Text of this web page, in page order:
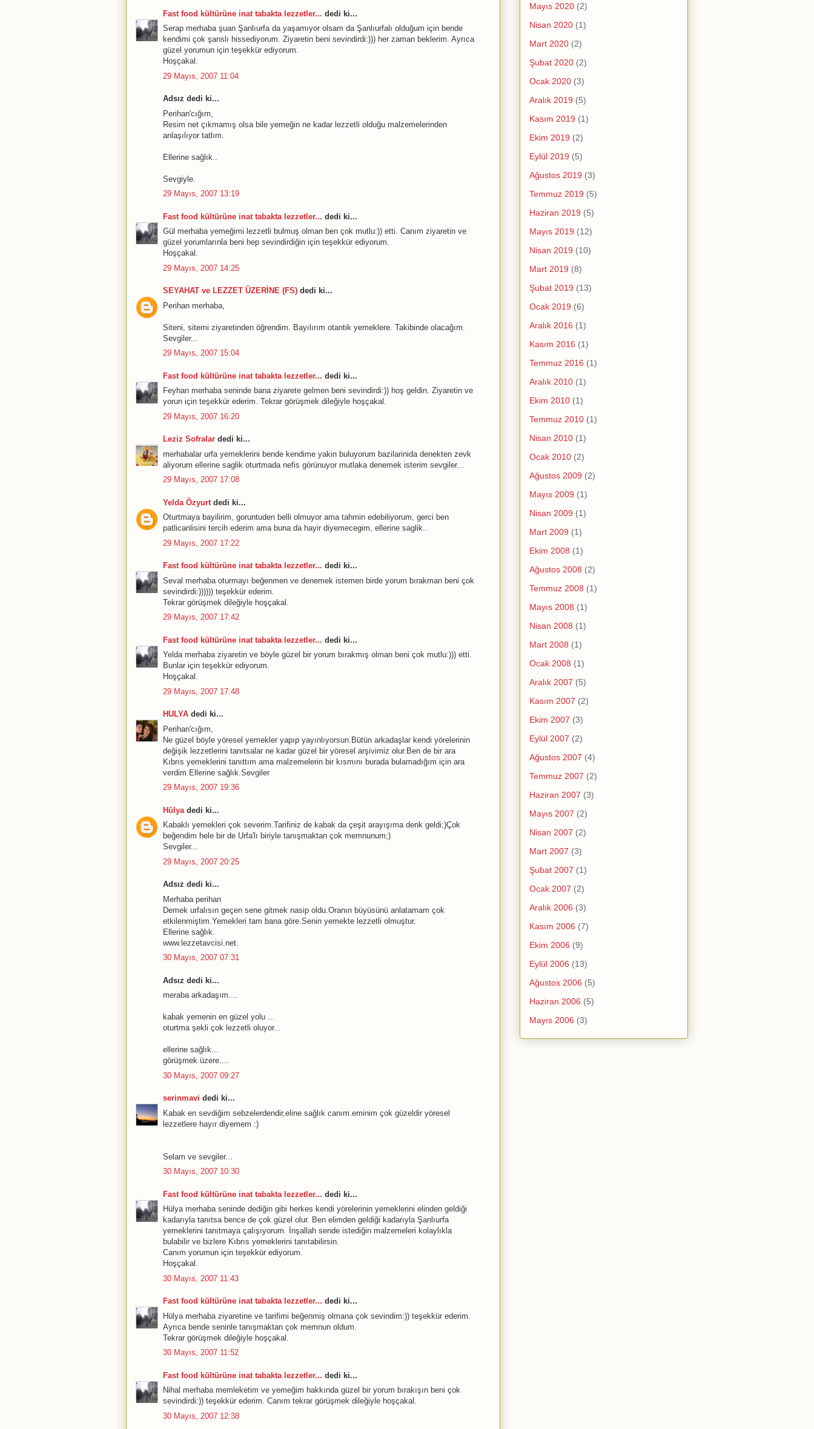
Fast food kültürüne inat tabakta lezzetler... dedi ki...
Serap merhaba şuan Şanlıurfa da yaşamıyor olsam da Şanlıurfalı olduğum için bende
kendimi çok şanslı hissediyorum. Ziyaretin beni sevindirdi:))) her zaman beklerim. Ayrıca
güzel yorumun için teşekkür ediyorum.
Hoşçakal.
29 Mayıs, 2007 11:04
Adsız dedi ki...
Perihan'cığım,
Resim net çıkmamış olsa bile yemeğin ne kadar lezzetli olduğu malzemelerinden
anlaşılıyor tatlım.
Ellerine sağlık..
Sevgiyle.
29 Mayıs, 2007 13:19
Fast food kültürüne inat tabakta lezzetler... dedi ki...
Gül merhaba yemeğimi lezzetli bulmuş olman ben çok mutlu:)) etti. Canım ziyaretin ve
güzel yorumlarınla beni hep sevindirdiğin için teşekkür ediyorum.
Hoşçakal.
29 Mayıs, 2007 14:25
SEYAHAT ve LEZZET ÜZERİNE (FS) dedi ki...
Perihan merhaba,
Siteni, sitemi ziyaretinden öğrendim. Bayılırım otantik yemeklere. Takibinde olacağım.
Sevgiler...
29 Mayıs, 2007 15:04
Fast food kültürüne inat tabakta lezzetler... dedi ki...
Feyhan merhaba seninde bana ziyarete gelmen beni sevindirdi:)) hoş geldin. Ziyaretin ve
yorun için teşekkür ederim. Tekrar görüşmek dileğiyle hoşçakal.
29 Mayıs, 2007 16:20
Leziz Sofralar dedi ki...
merhabalar urfa yemeklerini bende kendime yakin buluyorum bazilarinida denekten zevk
aliyorum ellerine saglik oturtmada nefis görünuyor mutlaka denemek isterim sevgiler...
29 Mayıs, 2007 17:08
Yelda Özyurt dedi ki...
Oturtmaya bayilirim, goruntuden belli olmuyor ama tahmin edebiliyorum, gerci ben
patlicanlisini tercih ederim ama buna da hayir diyemecegim, ellerine saglik..
29 Mayıs, 2007 17:22
Fast food kültürüne inat tabakta lezzetler... dedi ki...
Seval merhaba oturmayı beğenmen ve denemek istemen birde yorum bırakman beni çok
sevindirdi:)))))) teşekkür ederim.
Tekrar görüşmek dileğiyle hoşçakal.
29 Mayıs, 2007 17:42
Fast food kültürüne inat tabakta lezzetler... dedi ki...
Yelda merhaba ziyaretin ve böyle güzel bir yorum bırakmış olman beni çok mutlu:))) etti.
Bunlar için teşekkür ediyorum.
Hoşçakal.
29 Mayıs, 2007 17:48
HULYA dedi ki...
Perihan'cığım,
Ne güzel böyle yöresel yemekler yapıp yayınlıyorsun.Bütün arkadaşlar kendi yörelerinin
değişik lezzetlerini tanıtsalar ne kadar güzel bir yöresel arşivimiz olur.Ben de bir ara
Kıbrıs yemeklerini tanıttım ama malzemelerin bir kısmını burada bulamadığım için ara
verdim.Ellerine sağlık.Sevgiler
29 Mayıs, 2007 19:36
Hülya dedi ki...
Kabaklı yemekleri çok severim.Tarifiniz de kabak da çeşit arayışıma denk geldi;)Çok
beğendim hele bir de Urfa'lı biriyle tanışmaktan çok memnunum;)
Sevgiler...
29 Mayıs, 2007 20:25
Adsız dedi ki...
Merhaba perihan
Demek urfalısın geçen sene gitmek nasip oldu.Oranın büyüsünü anlatamam çok
etkilenmiştim.Yemekleri tam bana göre.Senin yemekte lezzetli olmuştur.
Ellerine sağlık.
www.lezzetavcisi.net.
30 Mayıs, 2007 07:31
Adsız dedi ki...
meraba arkadaşım....
kabak yemenin en güzel yolu ...
oturtma şekli çok lezzetli oluyor...
ellerine sağlık...
görüşmek üzere....
30 Mayıs, 2007 09:27
serinmavi dedi ki...
Kabak en sevdiğim sebzelerdendir,eline sağlık canım.eminim çok güzeldir yöresel
lezzetlere hayır diyemem :)
Selam ve sevgiler...
30 Mayıs, 2007 10:30
Fast food kültürüne inat tabakta lezzetler... dedi ki...
Hülya merhaba seninde dediğin gibi herkes kendi yörelerinin yemeklerini elinden geldiği
kadarıyla tanıtsa bence de çok güzel olur. Ben elimden geldiği kadarıyla Şanlıurfa
yemeklerini tanıtmaya çalışıyorum. İnşallah sende istediğin malzemeleri kolaylıkla
bulabilir ve bizlere Kıbrıs yemeklerini tanıtabilirsin.
Canım yorumun için teşekkür ediyorum.
Hoşçakal.
30 Mayıs, 2007 11:43
Fast food kültürüne inat tabakta lezzetler... dedi ki...
Hülya merhaba ziyaretine ve tarifimi beğenmiş olmana çok sevindim:)) teşekkür ederim.
Ayrıca bende seninle tanışmaktan çok memnun oldum.
Tekrar görüşmek dileğiyle hoşçakal.
30 Mayıs, 2007 11:52
Fast food kültürüne inat tabakta lezzetler... dedi ki...
Nihal merhaba memleketim ve yemeğim hakkında güzel bir yorum bırakışın beni çok
sevindirdi:)) teşekkür ederim. Canım tekrar görüşmek dileğiyle hoşçakal.
30 Mayıs, 2007 12:38
Mayıs 2020 (2)
Nisan 2020 (1)
Mart 2020 (2)
Şubat 2020 (2)
Ocak 2020 (3)
Aralık 2019 (5)
Kasım 2019 (1)
Ekim 2019 (2)
Eylül 2019 (5)
Ağustos 2019 (3)
Temmuz 2019 (5)
Haziran 2019 (5)
Mayıs 2019 (12)
Nisan 2019 (10)
Mart 2019 (8)
Şubat 2019 (13)
Ocak 2019 (6)
Aralık 2016 (1)
Kasım 2016 (1)
Temmuz 2016 (1)
Aralık 2010 (1)
Ekim 2010 (1)
Temmuz 2010 (1)
Nisan 2010 (1)
Ocak 2010 (2)
Ağustos 2009 (2)
Mayıs 2009 (1)
Nisan 2009 (1)
Mart 2009 (1)
Ekim 2008 (1)
Ağustos 2008 (2)
Temmuz 2008 (1)
Mayıs 2008 (1)
Nisan 2008 (1)
Mart 2008 (1)
Ocak 2008 (1)
Aralık 2007 (5)
Kasım 2007 (2)
Ekim 2007 (3)
Eylül 2007 (2)
Ağustos 2007 (4)
Temmuz 2007 (2)
Haziran 2007 (3)
Mayıs 2007 (2)
Nisan 2007 (2)
Mart 2007 (3)
Şubat 2007 (1)
Ocak 2007 (2)
Aralık 2006 (3)
Kasım 2006 (7)
Ekim 2006 (9)
Eylül 2006 (13)
Ağustos 2006 (5)
Haziran 2006 (5)
Mayıs 2006 (3)